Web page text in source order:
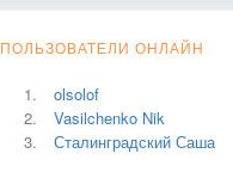
ПОЛЬЗОВАТЕЛИ ОНЛАЙН
olsolof
Vasilchenko Nik
Сталинградский Саша